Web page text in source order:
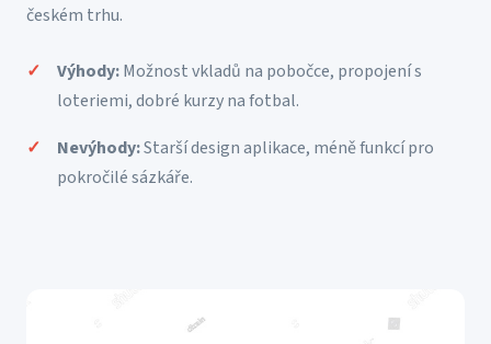
českém trhu.
Výhody:Možnost vkladů na pobočce, propojení s
loteriemi, dobré kurzy na fotbal.
Nevýhody:Starší design aplikace, méně funkcí pro
pokročilé sázkáře.